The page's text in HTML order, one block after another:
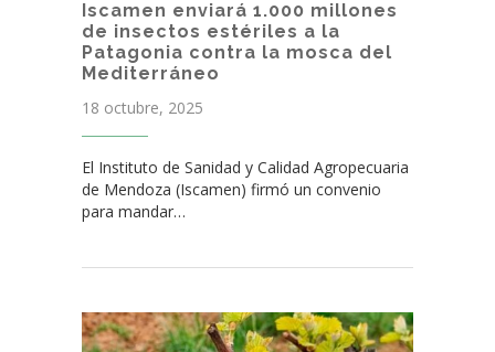
Iscamen enviará 1.000 millones
de insectos estériles a la
Patagonia contra la mosca del
Mediterráneo
18 octubre, 2025
El Instituto de Sanidad y Calidad Agropecuaria
de Mendoza (Iscamen) firmó un convenio
para mandar…